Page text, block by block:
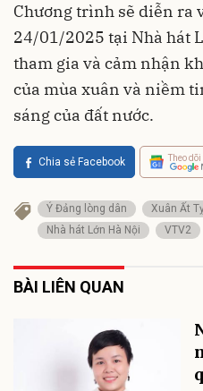
Chương trình sẽ diễn ra
24/01/2025 tại Nhà hát
tham gia và cảm nhận
của mùa xuân và niềm
sáng của đất nước.
Chia sẻ Facebook Theo dõi
Ý Đảng lòng dân Xuân Ất Tỵ
Nhà hát Lớn Hà Nội
VTV2
BÀI LIÊN QUAN